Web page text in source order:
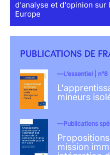
d'analyse et d'opinion sur
Europe
PUBLICATIONS DE
L’essentiel | n°8
mineurs
Publications
mission